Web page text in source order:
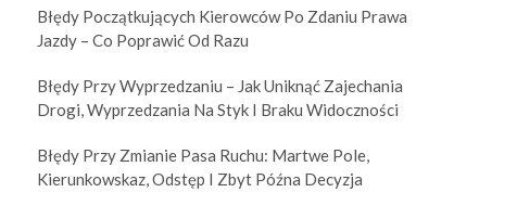
Błędy Początkujących Kierowców Po Zdaniu Prawa
Jazdy – Co Poprawić Od Razu
Błędy Przy Wyprzedzaniu – Jak Uniknąć Zajechania
Drogi, Wyprzedzania Na Styk I Braku Widoczności
Błędy Przy Zmianie Pasa Ruchu: Martwe Pole,
Kierunkowskaz, Odstęp I Zbyt Późna Decyzja